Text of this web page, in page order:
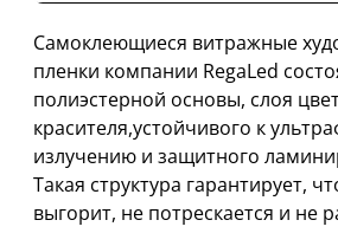
Cамоклеющиеся витражные
пленки компании RegaLed
полиэстерной основы, слоя
красителя,устойчивого к
излучению и защитного
Такая структура гарантирует,
выгорит, не потрескается и не